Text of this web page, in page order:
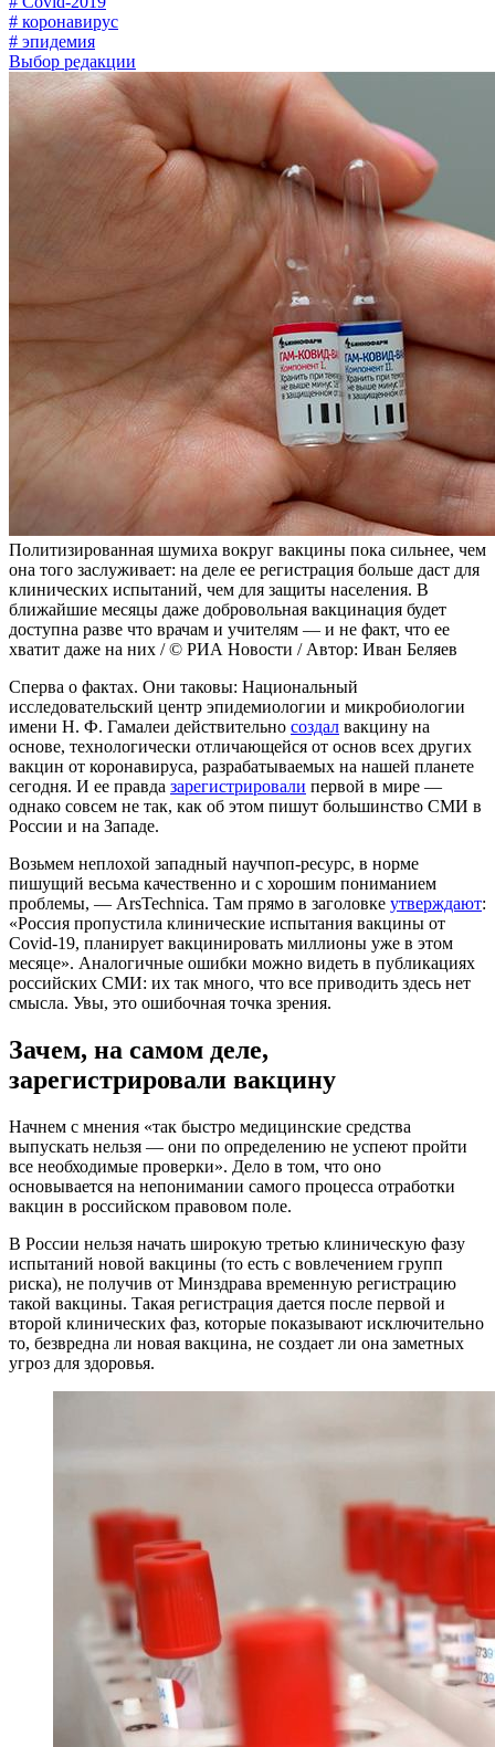
# коронавирус
# эпидемия
Выбор редакции
Политизированная шумиха вокруг вакцины пока сильнее, чем
она того заслуживает: на деле ее регистрация больше даст для
клинических испытаний, чем для защиты населения. В
ближайшие месяцы даже добровольная вакцинация будет
доступна разве что врачам и учителям — и не факт, что ее
хватит даже на них / © РИА Новости / Автор: Иван Беляев
Сперва о фактах. Они таковы: Национальный
исследовательский центр эпидемиологии и микробиологии
имени Н. Ф. Гамалеи действительно создал вакцину на
основе, технологически отличающейся от основ всех других
вакцин от коронавируса, разрабатываемых на нашей планете
сегодня. И ее правда зарегистрировали первой в мире —
однако совсем не так, как об этом пишут большинство СМИ в
России и на Западе.
Возьмем неплохой западный научпоп-ресурс, в норме
пишущий весьма качественно и с хорошим пониманием
проблемы, — ArsTechnica. Там прямо в заголовке утверждают:
«Россия пропустила клинические испытания вакцины от
Covid-19, планирует вакцинировать миллионы уже в этом
месяце». Аналогичные ошибки можно видеть в публикациях
российских СМИ: их так много, что все приводить здесь нет
смысла. Увы, это ошибочная точка зрения.
Зачем, на самом деле,
зарегистрировали вакцину
Начнем с мнения «так быстро медицинские средства
выпускать нельзя — они по определению не успеют пройти
все необходимые проверки». Дело в том, что оно
основывается на непонимании самого процесса отработки
вакцин в российском правовом поле.
В России нельзя начать широкую третью клиническую фазу
испытаний новой вакцины (то есть с вовлечением групп
риска), не получив от Минздрава временную регистрацию
такой вакцины. Такая регистрация дается после первой и
второй клинических фаз, которые показывают исключительно
то, безвредна ли новая вакцина, не создает ли она заметных
угроз для здоровья.